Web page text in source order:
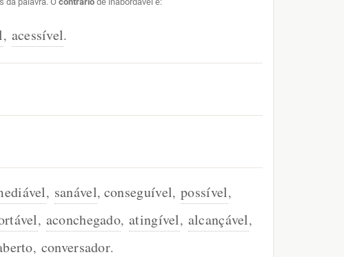
, acessível.
, sanável, conseguível, possível,
, aconchegado, atingível, alcançável,
, conversador.